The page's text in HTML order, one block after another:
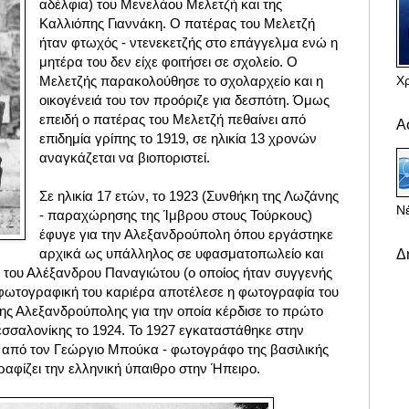
αδέλφια) του Μενελάου Μελετζή και της
Καλλιόπης Γιαννάκη. Ο πατέρας του Μελετζή
ήταν φτωχός - ντενεκετζής στο επάγγελμα ενώ η
μητέρα του δεν είχε φοιτήσει σε σχολείο. Ο
Μελετζής παρακολούθησε το σχολαρχείο και η
οικογένειά του τον προόριζε για δεσπότη. Όμως
επειδή ο πατέρας του Μελετζή πεθαίνει από
επιδημία γρίπης το 1919, σε ηλικία 13 χρονών
αναγκάζεται να βιοποριστεί.
Σε ηλικία 17 ετών, το 1923 (Συνθήκη της Λωζάνης
- παραχώρησης της Ίμβρου στους Τούρκους)
έφυγε για την Αλεξανδρούπολη όπου εργάστηκε
αρχικά ως υπάλληλος σε υφασματοπωλείο και
Αλέξανδρου Παναγιώτου (ο οποίος ήταν συγγενής
του καριέρα αποτέλεσε η φωτογραφία του
Αλεξανδρούπολης για την οποία κέρδισε το πρώτο
το 1924. Το 1927 εγκαταστάθηκε στην
τον Γεώργιο Μπούκα - φωτογράφο της βασιλικής
την ελληνική ύπαιθρο στην Ήπειρο.